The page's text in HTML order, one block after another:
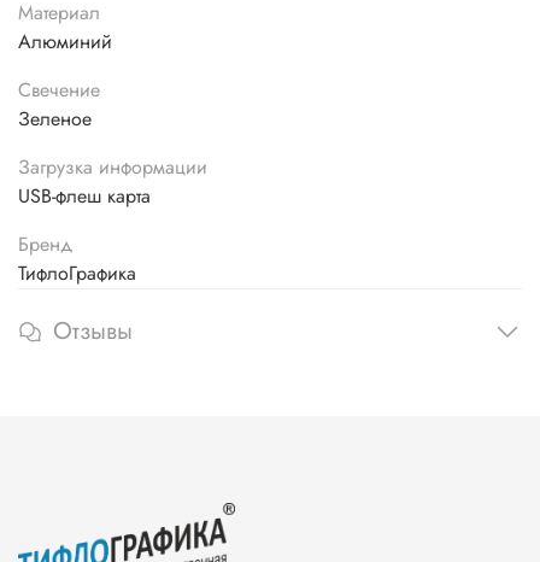
Материал
Алюминий
Свечение
Зеленое
Загрузка информации
USB-флеш карта
Бренд
ТифлоГрафика
Отзывы